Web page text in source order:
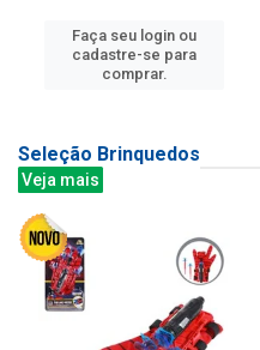
Faça seu login ou
cadastre-se para
comprar.
Seleção Brinquedos
Veja mais